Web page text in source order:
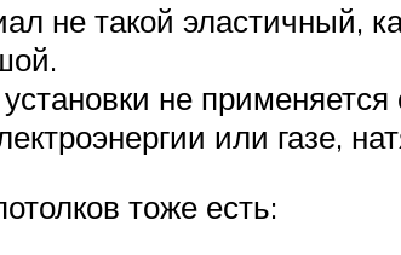
не такой эластичный,
не
или газе,
тоже есть: